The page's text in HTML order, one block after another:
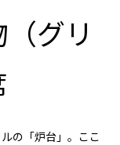
グリ
の「炉台」。ここ